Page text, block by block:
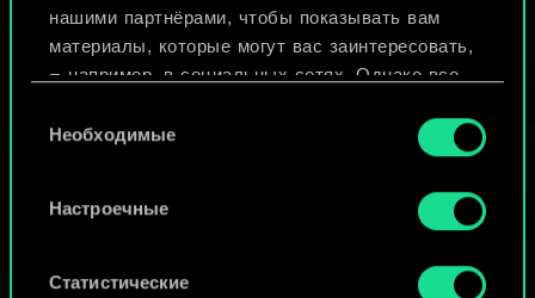
нашими партнёрами, чтобы показывать вам
материалы, которые могут вас заинтересовать,
— например, в социальных сетях. Однако все
разрешения.
Найти подробную информацию о том, как мы
используем ваши файлы cookie, и изменить
«Настройки» ниже.
согласия
Необходимые
Настроечные
Статистические
Просмотреть колоды